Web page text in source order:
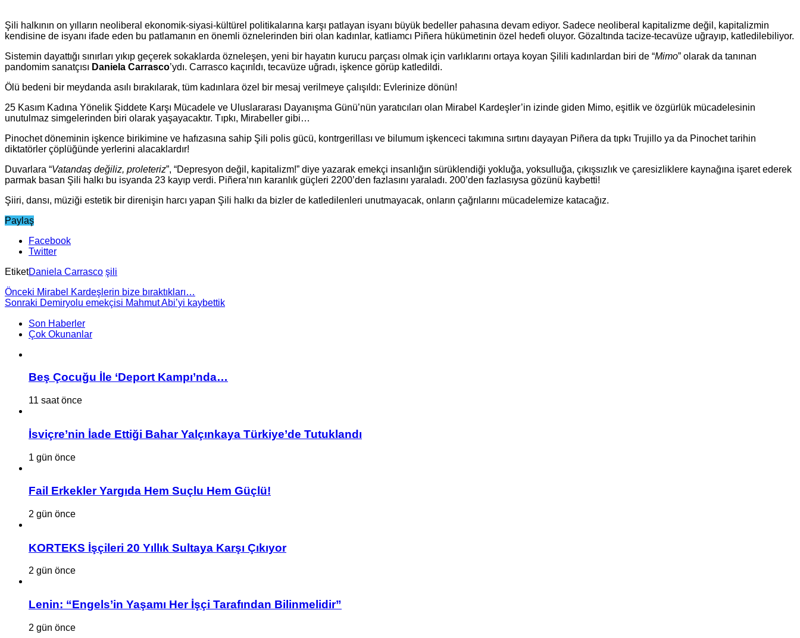
Şili halkının on yılların neoliberal ekonomik-siyasi-kültürel politikalarına karşı patlayan isyanı büyük bedeller pahasına devam ediyor. Sadece neoliberal kapitalizme değil, kapitalizmin
kendisine de isyanı ifade eden bu patlamanın en önemli öznelerinden biri olan kadınlar, katliamcı Piñera hükümetinin özel hedefi oluyor. Gözaltında tacize-tecavüze uğrayıp, katledilebiliyor.
Sistemin dayattığı sınırları yıkıp geçerek sokaklarda özneleşen, yeni bir hayatın kurucu parçası olmak için varlıklarını ortaya koyan Şilili kadınlardan biri de “Mimo” olarak da tanınan
pandomim sanatçısı Daniela Carrasco’ydı. Carrasco kaçırıldı, tecavüze uğradı, işkence görüp katledildi.
Ölü bedeni bir meydanda asılı bırakılarak, tüm kadınlara özel bir mesaj verilmeye çalışıldı: Evlerinize dönün!
25 Kasım Kadına Yönelik Şiddete Karşı Mücadele ve Uluslararası Dayanışma Günü’nün yaratıcıları olan Mirabel Kardeşler’in izinde giden Mimo, eşitlik ve özgürlük mücadelesinin
unutulmaz simgelerinden biri olarak yaşayacaktır. Tıpkı, Mirabeller gibi…
Pinochet döneminin işkence birikimine ve hafızasına sahip Şili polis gücü, kontrgerillası ve bilumum işkenceci takımına sırtını dayayan Piñera da tıpkı Trujillo ya da Pinochet tarihin
diktatörler çöplüğünde yerlerini alacaklardır!
Duvarlara “Vatandaş değiliz, proleteriz”, “Depresyon değil, kapitalizm!” diye yazarak emekçi insanlığın sürüklendiği yokluğa, yoksulluğa, çıkışsızlık ve çaresizliklere kaynağına işaret ederek
parmak basan Şili halkı bu isyanda 23 kayıp verdi. Piñera‘nın karanlık güçleri 2200’den fazlasını yaraladı. 200’den fazlasıysa gözünü kaybetti!
Şiiri, dansı, müziği estetik bir direnişin harcı yapan Şili halkı da bizler de katledilenleri unutmayacak, onların çağrılarını mücadelemize katacağız.
Paylaş
Facebook
Twitter
EtiketDaniela Carrasco şili
Önceki Mirabel Kardeşlerin bize bıraktıkları…
Sonraki Demiryolu emekçisi Mahmut Abi’yi kaybettik
Son Haberler
Çok Okunanlar
Beş Çocuğu İle ‘Deport Kampı’nda…
11 saat önce
İsviçre’nin İade Ettiği Bahar Yalçınkaya Türkiye’de Tutuklandı
1 gün önce
Fail Erkekler Yargıda Hem Suçlu Hem Güçlü!
2 gün önce
KORTEKS İşçileri 20 Yıllık Sultaya Karşı Çıkıyor
2 gün önce
Lenin: “Engels’in Yaşamı Her İşçi Tarafından Bilinmelidir”
2 gün önce